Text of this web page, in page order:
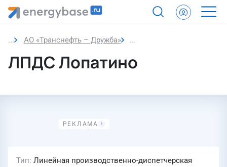
АО «Транснефть – Дружба» ЛПДС Лопатино
ЛПДС Лопатино
Тип Линейная производственно-диспетчерская